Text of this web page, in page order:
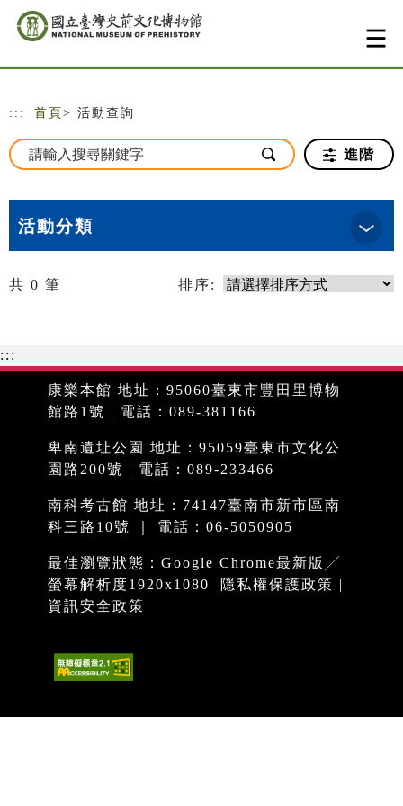
跳到主要內容
網站導覽
::: 首頁 > 活動查詢
進階
活動分類
共 0 筆 排序:
:::
康樂本館 地址：95060臺東市豐田里博物
館路1號 | 電話：089-381166
卑南遺址公園 地址：95059臺東市文化公
園路200號 | 電話：089-233466
南科考古館 地址：74147臺南市新市區南
科三路10號 ｜ 電話：06-5050905
最佳瀏覽狀態：Google Chrome最新版╱
螢幕解析度1920x1080
隱私權保護政策 |
資訊安全政策